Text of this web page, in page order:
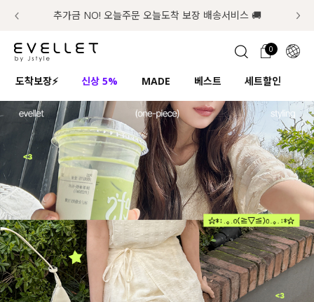
럭키 이룰렛 최대 30% OFF + 100% 당첨
📢 8월 여름휴무 배송안내
추가금 NO! 오늘주문 오늘도착 보장 배송서비스 🚚
0
도착보장⚡ 신상 5% MADE 베스트 세트할인
ENG
JP
콘텐츠 리뷰 & 혜택 플러스핏 회원혜택 입
CATEGORY COMMUNITY
도착보장⚡
인플루언서 pick!
신상 5%
베스트
ALL
익스클루시브
아우터
티셔츠